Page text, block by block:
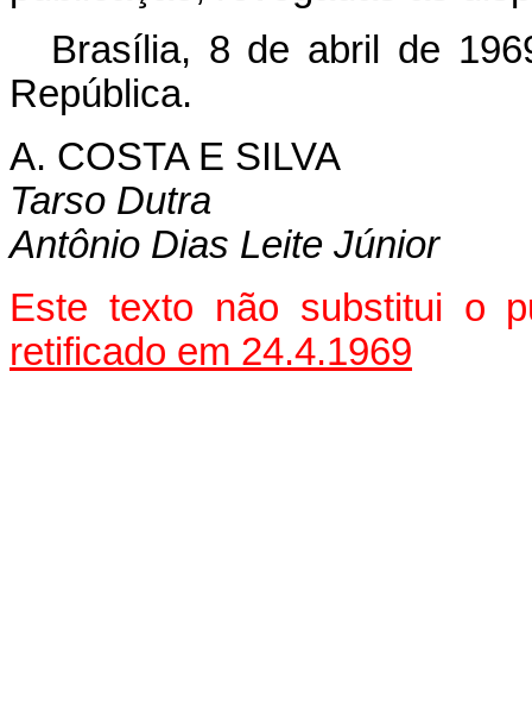
Brasília, 8 de abril de
República.
A. COSTA E SILVA
Tarso Dutra
Antônio Dias Leite Júnior
Este texto não substitui o
retificado em 24.4.1969